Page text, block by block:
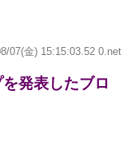
07(金) 15:15:03.52 0.net
発表したブロ